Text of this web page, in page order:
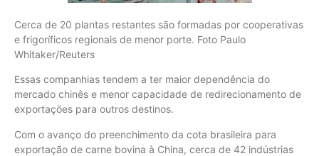
Cerca de 20 plantas restantes são formadas por cooperativas
e frigoríficos regionais de menor porte. Foto Paulo
Whitaker/Reuters
Essas companhias tendem a ter maior dependência do
mercado chinês e menor capacidade de redirecionamento de
exportações para outros destinos.
Com o avanço do preenchimento da cota brasileira para
exportação de carne bovina à China, cerca de 42 indústrias